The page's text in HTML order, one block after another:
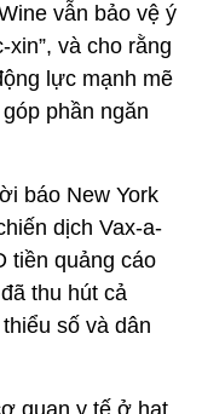
vẫn bảo vệ ý
và cho rằng
lực mạnh mẽ
phần ngăn
báo New York
dịch Vax-a-
tiền quảng cáo
thu hút cả
số và dân
quan y tế ở hạt